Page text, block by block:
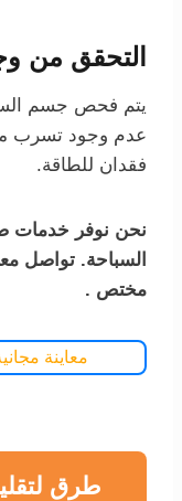
التحقق من
يتم فحص جسم
عدم وجود تسرب
فقدان للطاقة.
نحن نوفر خدمات
السباحة. تواصل
مختص .
معاينة
طرق